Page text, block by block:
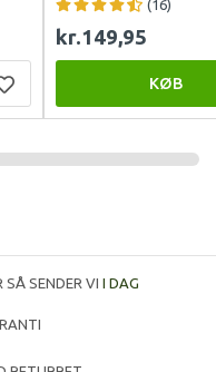
(16)
kr.149,95
KØB
SÅ SENDER VI I DAG